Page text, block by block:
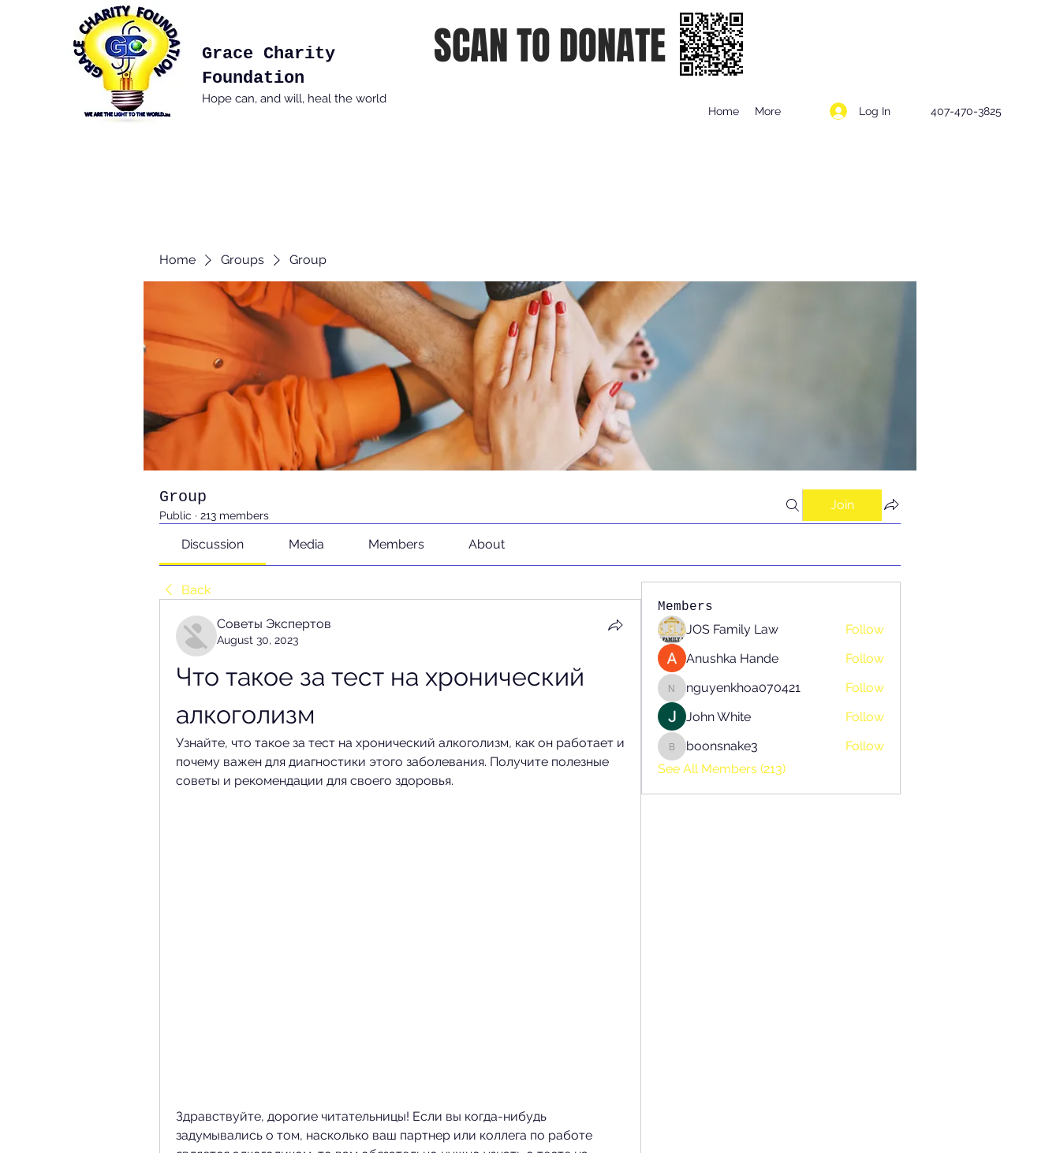
Grace Charity
Foundation
Hope can, and will, heal the world
SCAN TO DONATE
Home More Log In 407-470-3825
Home Groups Group
Group
Public · 213 members
Join
Discussion Media Members About
Back
Советы Экспертов
August 30, 2023
Что такое за тест на хронический
алкоголизм
Узнайте, что такое за тест на хронический алкоголизм, как он работает и
почему важен для диагностики этого заболевания. Получите полезные
советы и рекомендации для своего здоровья.
Здравствуйте, дорогие читательницы! Если вы когда-нибудь
задумывались о том, насколько ваш партнер или коллега по работе
Members
JOS Family Law
Follow
Anushka Hande
Follow
nguyenkhoa070421
nguyenkhoa070421
Follow
John White
Follow
boonsnake3
boonsnake3
Follow
See All Members (213)